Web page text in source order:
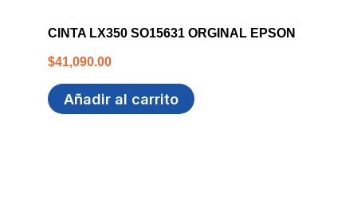
CINTA LX350 SO15631 ORGINAL EPSON
$41,090.00
Añadir al carrito